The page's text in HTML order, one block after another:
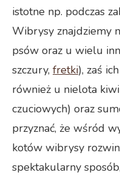
istotne np. podczas
Wibrysy znajdziemy
psów oraz u wielu
szczury, fretki), zaś
również u nielota
czuciowych) oraz
przyznać, że wśród
kotów wibrysy
spektakularny